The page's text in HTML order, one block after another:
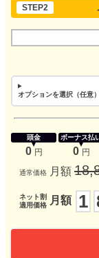
STEP2
オプションを選択（任意）
頭金
0 円
ボーナス払
0 円
通常価格 月額
ネット割
適用価格
月額 1